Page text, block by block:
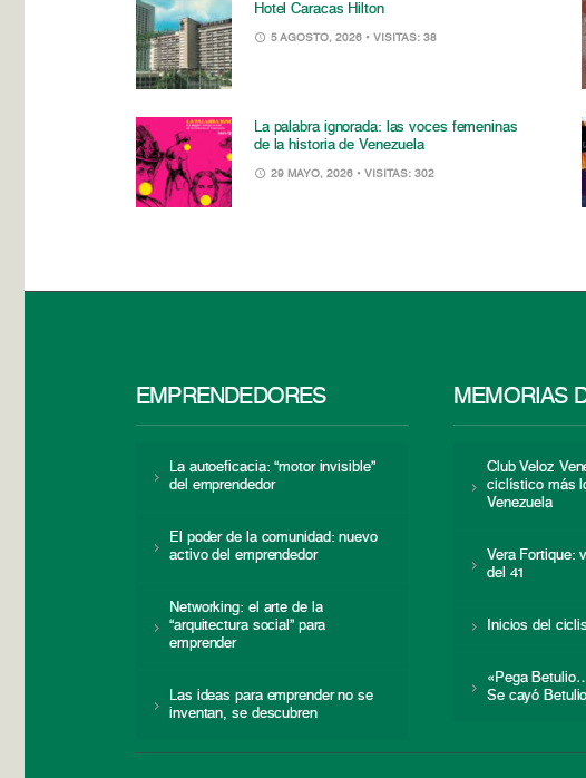
Hotel Caracas Hilton
5 AGOSTO, 2026 • VISITAS: 38
La palabra ignorada: las voces femeninas
de la historia de Venezuela
29 MAYO, 2026 • VISITAS: 302
EMPRENDEDORES
La autoeficacia: “motor invisible”
del emprendedor
El poder de la comunidad: nuevo
activo del emprendedor
Networking: el arte de la
“arquitectura social” para
emprender
Las ideas para emprender no se
inventan, se descubren
MEMORIAS
Club Veloz
ciclístico más
Venezuela
Vera Fortique:
del 41
Inicios del
«Pega
Se cayó